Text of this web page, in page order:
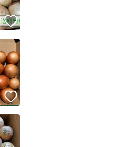
実績について
ユーザーにバッジを付与しています
をコピーします
いいね！
いいね！